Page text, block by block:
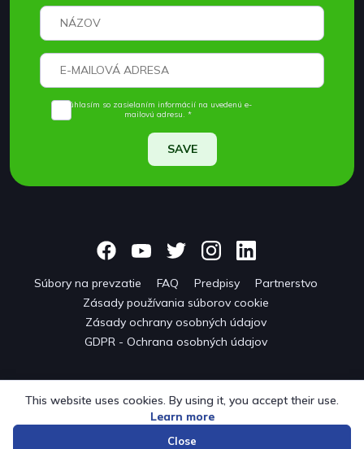
This website uses cookies. By using it, you accept their use.
Learn more
Close
Súhlasím so zasielaním informácií na uvedenú e-
mailovú adresu. *
SAVE
Súbory na prevzatie FAQ Predpisy
Partnerstvo
Zásady používania súborov cookie
Zásady ochrany osobných údajov
GDPR - Ochrana osobných údajov
© 2024 onwf.org | Original Nordic Walking from Finland